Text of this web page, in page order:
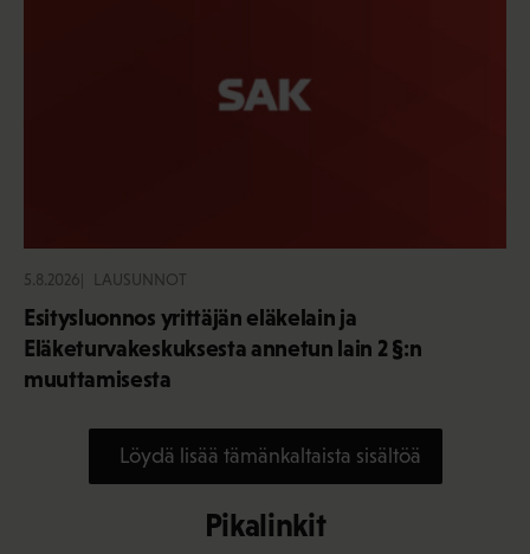
5.8.2026 LAUSUNNOT
Esitysluonnos yrittäjän eläkelain ja
Eläketurvakeskuksesta annetun lain 2 §:n
muuttamisesta
Löydä lisää tämänkaltaista sisältöä
Pikalinkit